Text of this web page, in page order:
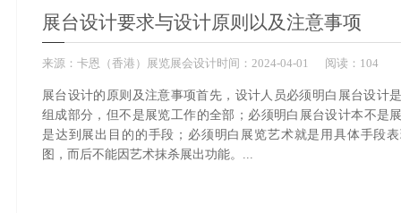
展台设计要求与设计原则以及注意事项
来源： 卡恩（香港）展览展会设计时间： 2024-04-01 阅读：104
展台设计的原则及注意事项首先，设计人员必须明白展台设计
组成部分，但不是展览工作的全部；必须明白展台设计本不是
是达到展出目的的手段；必须明白展览艺术就是用具体手段
图，而后不能因艺术抹杀展出功能。...